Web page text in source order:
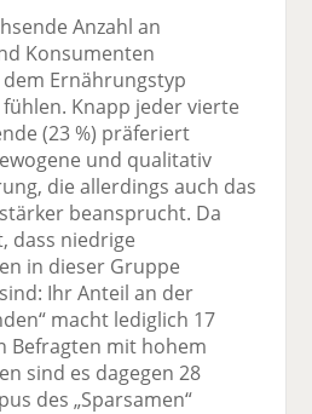
Anzahl an
Konsumenten
Ernährungstyp
fühlen. Knapp jeder vierte
(23 %) präferiert
und qualitativ
die allerdings auch das
beansprucht. Da
dass niedrige
in dieser Gruppe
Ihr Anteil an der
macht lediglich 17
Befragten mit hohem
sind es dagegen 28
des „Sparsamen“